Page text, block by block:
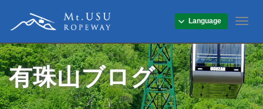
T
g
g
e
n
a
Language
有珠山ブログ